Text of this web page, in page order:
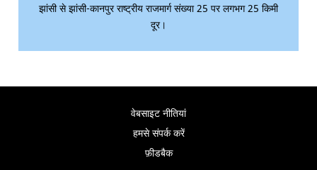
झांसी से झांसी-कानपुर राष्ट्रीय राजमार्ग संख्या 25 पर लगभग 25 किमी
दूर।
वेबसाइट नीतियां
हमसे संपर्क करें
फ़ीडबैक